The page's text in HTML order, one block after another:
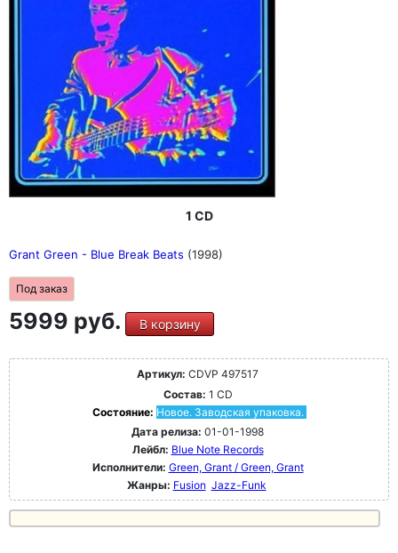
1 CD
Grant Green - Blue Break Beats (1998)
Под заказ
5999 руб. В корзину
Артикул: CDVP 497517
Состав: 1 CD
Состояние: Новое. Заводская упаковка.
Дата релиза: 01-01-1998
Лейбл: Blue Note Records
Исполнители: Green, Grant / Green, Grant
Жанры: Fusion Jazz-Funk